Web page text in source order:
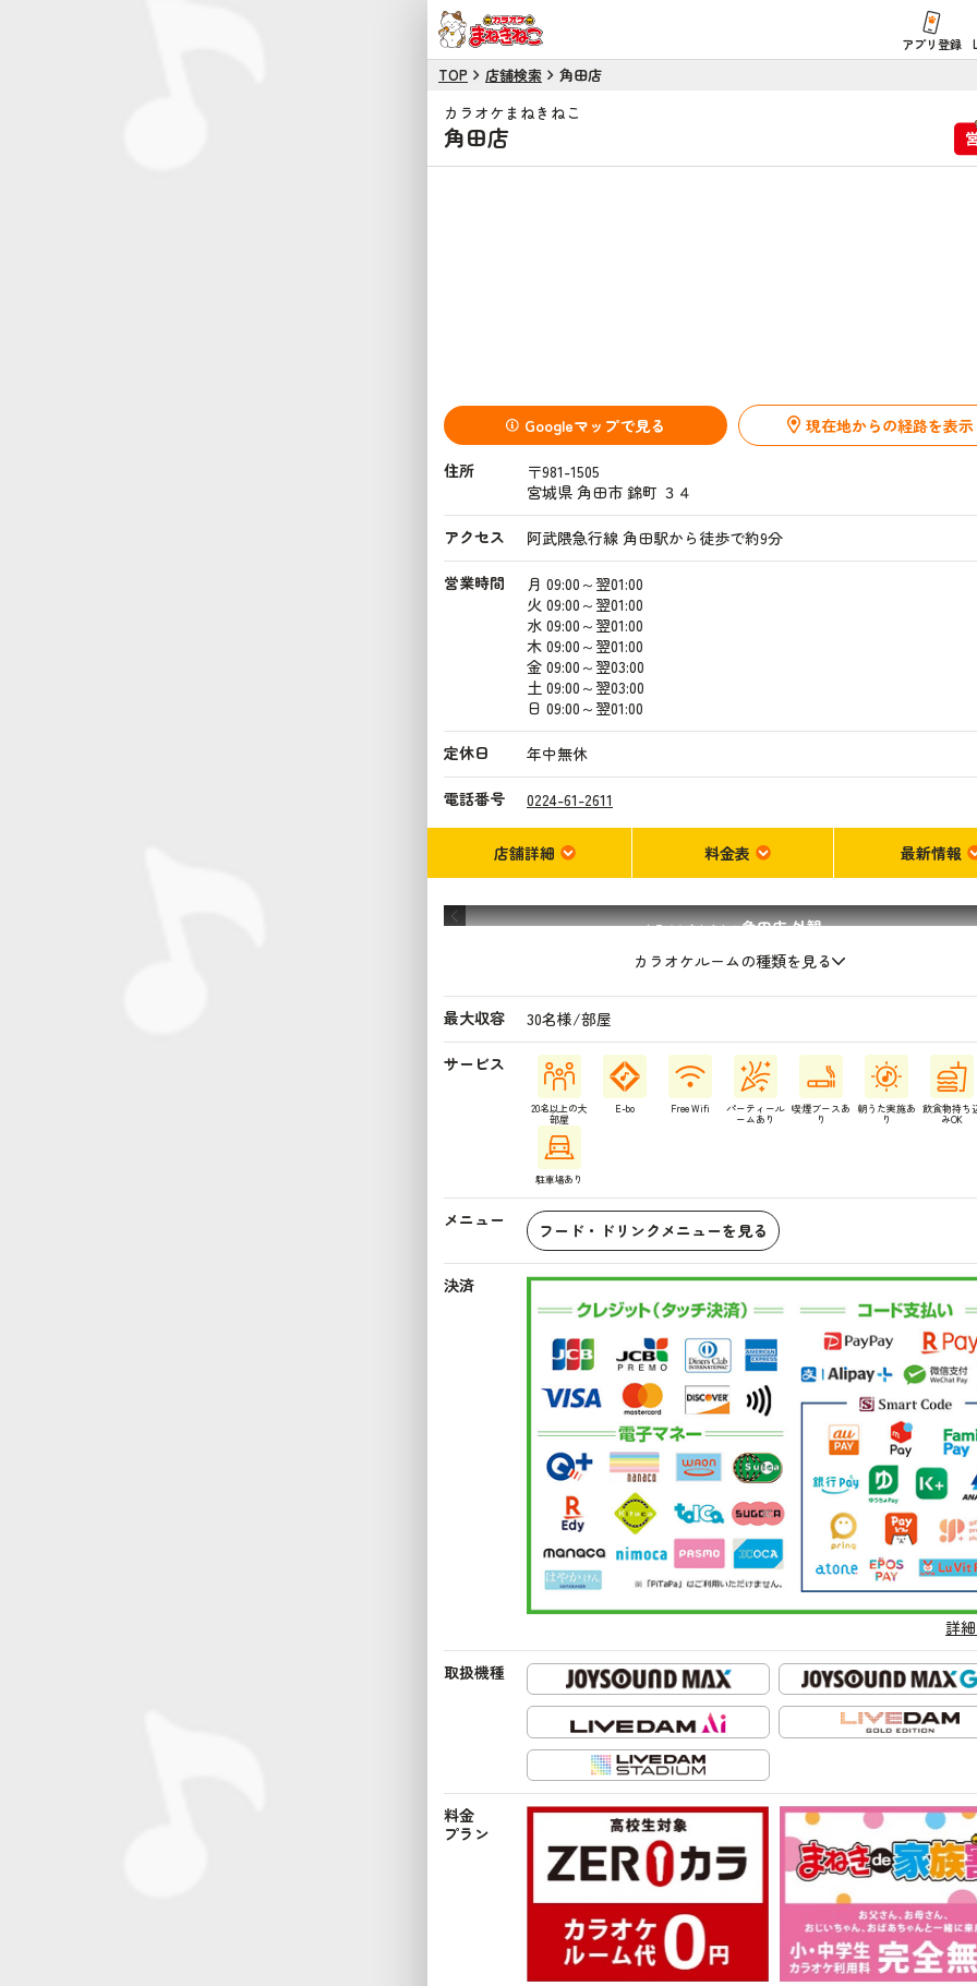
アプリ登録
TOP 店舗検索 角田店
カラオケまねきねこ
角田店
Googleマップで見る 現在地からの経路を表示
住所
〒981-1505
宮城県 角田市 錦町 ３４
アクセス 阿武隈急行線 角田駅から徒歩で約9分
営業時間 月 09:00～翌01:00
火 09:00～翌01:00
水 09:00～翌01:00
木 09:00～翌01:00
金 09:00～翌03:00
土 09:00～翌03:00
日 09:00～翌01:00
定休日 年中無休
電話番号 0224-61-2611
店舗詳細 料金表 最新情報
カラオケまねきねこ角田店外観
カラオケルームの種類を見る
最大収容 30名様/部屋
サービス
20名以上の大
部屋
E-bo Free Wifi パーティール
ームあり
喫煙ブースあ
り
朝うた実施あ
り
飲食物持ち
みOK
駐車場あり
メニュー フード・ドリンクメニューを見る
決済
詳
取扱機種
料金
プラン